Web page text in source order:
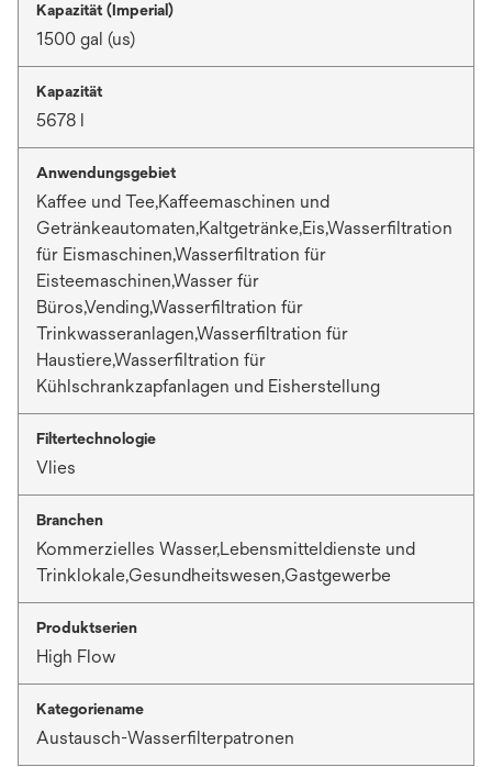
Kapazität (Imperial)
1500 gal (us)
Kapazität
5678 l
Anwendungsgebiet
Kaffee und Tee,Kaffeemaschinen und
Getränkeautomaten,Kaltgetränke,Eis,Wasserfiltration
für Eismaschinen,Wasserfiltration für
Eisteemaschinen,Wasser für
Büros,Vending,Wasserfiltration für
Trinkwasseranlagen,Wasserfiltration für
Haustiere,Wasserfiltration für
Kühlschrankzapfanlagen und Eisherstellung
Filtertechnologie
Vlies
Branchen
Kommerzielles Wasser,Lebensmitteldienste und
Trinklokale,Gesundheitswesen,Gastgewerbe
Produktserien
High Flow
Kategoriename
Austausch-Wasserfilterpatronen